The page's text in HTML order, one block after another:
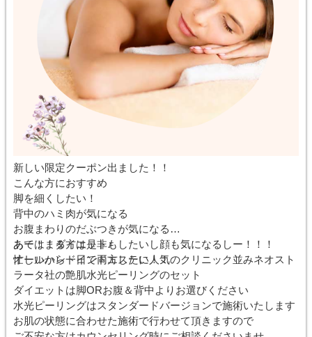
新しい限定クーポン出ました！！
こんな方におすすめ
脚を細くしたい！
背中のハミ肉が気になる
お腹まわりのだぶつきが気になる
あー！！ダイエットもしたいし顔も気になるしー！！！
忙しいから一日で両方したい！！
あてはまる方は是非♪
オールハンドインドエステに人気のクリニック並みネオスト
ラータ社の艶肌水光ピーリングのセット
ダイエットは脚ORお腹＆背中よりお選びください
水光ピーリングはスタンダードバージョンで施術いたします
お肌の状態に合わせた施術で行わせて頂きますので